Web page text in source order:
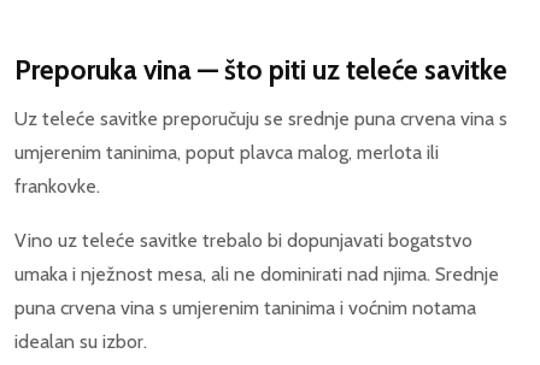
Preporuka vina — što piti uz teleće savitke
Uz teleće savitke preporučuju se srednje puna crvena vina s
umjerenim taninima, poput plavca malog, merlota ili
frankovke.
Vino uz teleće savitke trebalo bi dopunjavati bogatstvo
umaka i nježnost mesa, ali ne dominirati nad njima. Srednje
puna crvena vina s umjerenim taninima i voćnim notama
idealan su izbor.